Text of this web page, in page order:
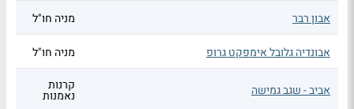
אבון רבר מניה חו"ל
אבונדיה גלובל אימפקט גרופ מניה חו"ל
אביב - שגב גמישה קרנות
נאמנות